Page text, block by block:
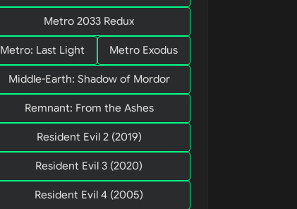
Metro 2033 Redux
Metro: Last Light Metro Exodus
Middle-Earth: Shadow of Mordor
Remnant: From the Ashes
Resident Evil 2 (2019)
Resident Evil 3 (2020)
Resident Evil 4 (2005)